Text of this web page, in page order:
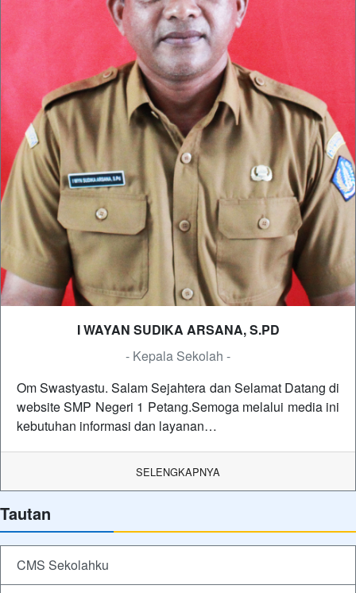
I WAYAN SUDIKA ARSANA, S.PD
- Kepala Sekolah -
Om Swastyastu. Salam Sejahtera dan Selamat Datang di
website SMP Negeri 1 Petang.Semoga melalui media ini
kebutuhan informasi dan layanan…
SELENGKAPNYA
Tautan
CMS Sekolahku